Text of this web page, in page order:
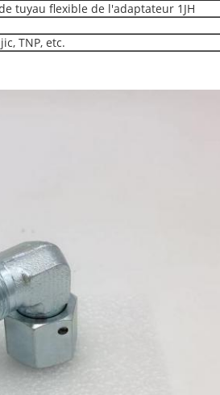
tuyau flexible de l'adaptateur 1JH
TNP, etc.